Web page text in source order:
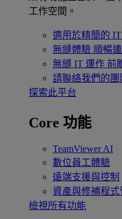
工作空間。
適用於精簡的
無縫體驗 順暢
無縫 IT 運作 前
請聯絡我們的團
探索此平台
Core 功能
TeamViewer AI
數位員工體驗
遠端支援與控制
資產與修補程式
檢視所有功能